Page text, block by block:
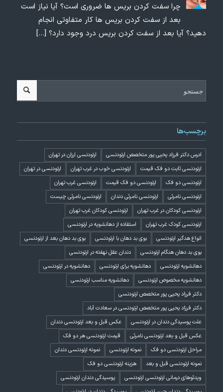
چرا سفت کردن بریس ها ضروری است؟ آیا نیاز است
بعد از سفت کردن بریس ها کار متفاوتی انجام
دهید؟ آیا بعد از سفت کردن بریس درد وجود دارد؟[…]
برچسب‌ها
ادرس دکتر فرزاد یحیی پور متخصص ارتودنسی
ارتودنسی ارزان در تهران
ارتودنسی ثابت دو فک قیمت
ارتودنسی خوب در غرب تهران
ارتودنسی در تهران
ارتودنسی دو فک
ارتودنسی دو فک قیمت
ارتودنسی غرب تهران
ارتودنسی نامرئی
ارتودنسی نامرئی دندان
ارتودنسی نامرئی چیست
ارتودنسی کودکان در غرب تهران
ارتودنسی کودکان غرب تهران
ارتودنسی کودک غرب تهران
استفاده از دهانشویه در ارتودنسی
انواع هدگیر ارتودنسی
بوی بد دهان با ارتودنسی
بوی بد دهان بعد از ارتودنسی
بوی بد دهان هنگام ارتودنسی
دندان عقل نهفته در ارتودنسی
دهانشویه ارتودنسی
دهانشویه برای ارتودنسی
دهانشویه در ارتودنسی
دهانشویه مخصوص ارتودنسی
دهانشویه مناسب ارتودنسی
دکتر فرزاد یحیی پور متخصص ارتودنسی
دکتر فرزاد یحیی پور متخصص ارتودنسی در سعادت آباد
علت پوسیدگی دندان در ارتودنسی
عکس قبل و بعد ارتودنسی دندان
عکس قبل و بعد ارتودنسی نامرئی
قیمت ارتودنسی هر دو فک
مراحل ارتودنسی دو فک
نمونه ارتودنسی
نمونه ارتودنسی دندان
نمونه ارتودنسی قبل و بعد
هزینه ارتودنسی دو فک
ویدئوهای درمانی ارتودنسی ارتودنسی
پوسیدگی دندان ارتودنسی